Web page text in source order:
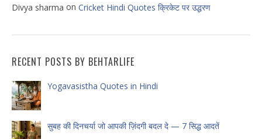
Divya sharma on Cricket Hindi Quotes क्रिकेट पर उद्धरण
RECENT POSTS BY BEHTARLIFE
Yogavasistha Quotes in Hindi
सुबह की दिनचर्या जो आपकी ज़िंदगी बदल दे — 7 सिद्ध आदतें